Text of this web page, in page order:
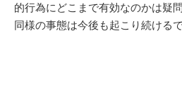
的行為にどこまで有効なのかは疑
同様の事態は今後も起こり続けるで